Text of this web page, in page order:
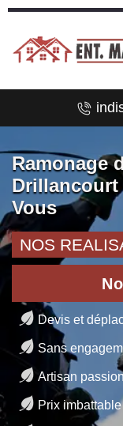
Ramonage
Drillancourt
Vous
NOS
Devis et
Sans
Artisan
Prix imbattable